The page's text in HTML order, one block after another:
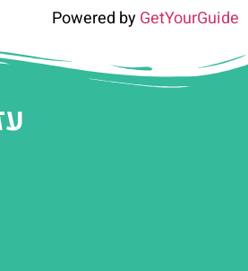
Powered byGetYourGuide